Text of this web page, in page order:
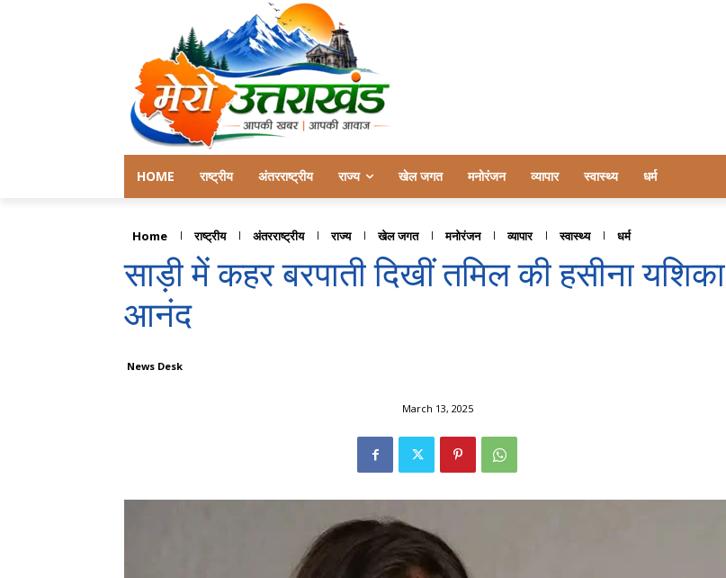
HOME राष्ट्रीय अंतरराष्ट्रीय राज्य खेल जगत मनोरंजन व्यापार स्वास्थ्य धर्म
Home राष्ट्रीय अंतरराष्ट्रीय राज्य खेल जगत मनोरंजन व्यापार स्वास्थ्य धर्म
साड़ी में कहर बरपाती दिखीं तमिल की हसीना यशिका
आनंद
News Desk
March 13, 2025